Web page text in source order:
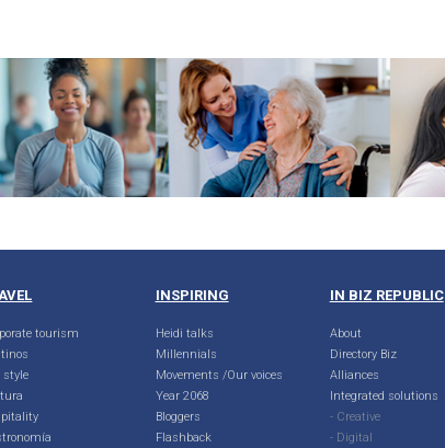
tourism
style
INSPIRING
Heidi talks
Millennials
Movements /Our voices
Year 2068
Bloggers
Flashback
IN BIZ REPUBLIC
About
Directory Biz
Alliances
Integrated solutions
- Creative
- Digital